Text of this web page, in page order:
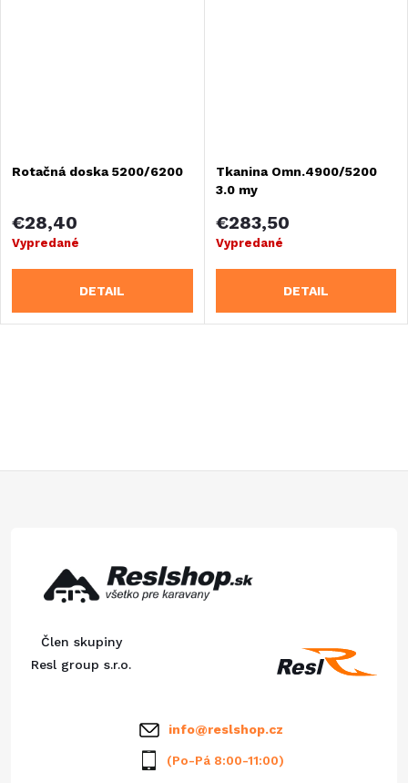
Rotačná doska 5200/6200
€28,40
Vypredané
DETAIL
Tkanina Omn.4900/5200
3.0 my
€283,50
Vypredané
DETAIL
Člen skupiny
Resl group s.r.o.
info@reslshop.cz
(Po-Pá 8:00-11:00)